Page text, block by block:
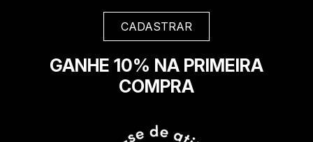
GANHE 10% NA PRIMEIRA
COMPRA